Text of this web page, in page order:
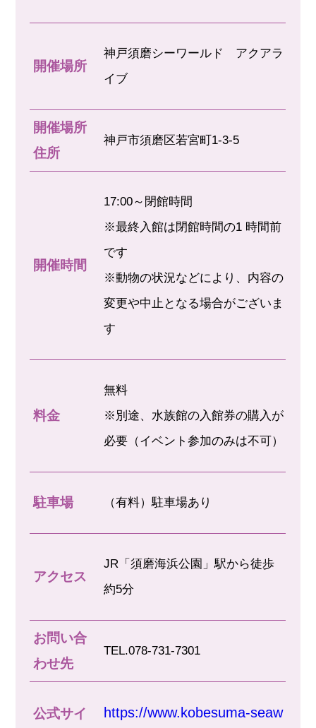
開催場所
神戸須磨シーワールド アクアラ
イブ
開催場所
住所
神戸市須磨区若宮町1-3-5
開催時間
17:00～閉館時間
※最終入館は閉館時間の1 時間前
です
※動物の状況などにより、内容の
変更や中止となる場合がございま
す
料金
無料
※別途、水族館の入館券の購入が
必要（イベント参加のみは不可）
駐車場 （有料）駐車場あり
アクセス
JR「須磨海浜公園」駅から徒歩
約5分
お問い合
わせ先
TEL.078-731-7301
公式サイ https://www.kobesuma-seaw